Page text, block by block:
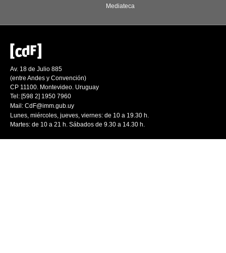
Mediateca
Av. 18 de Julio 885
(entre Andes y Convención)
CP 11100. Montevideo. Uruguay
Tel: [598 2] 1950 7960
Mail: CdF@imm.gub.uy
Lunes, miércoles, jueves, viernes: de 10 a 19.30 h.
Martes: de 10 a 21 h. Sábados de 9.30 a 14.30 h.